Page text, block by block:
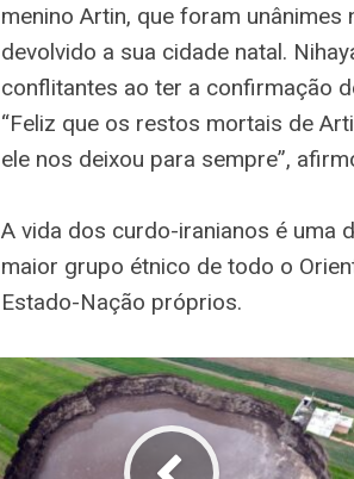
menino Artin, que foram
devolvido a sua cidade natal.
conflitantes ao ter a confirmação
“Feliz que os restos mortais de
ele nos deixou para sempre”,
A vida dos curdo-iranianos é uma
maior grupo étnico de todo o
Estado-Nação próprios.